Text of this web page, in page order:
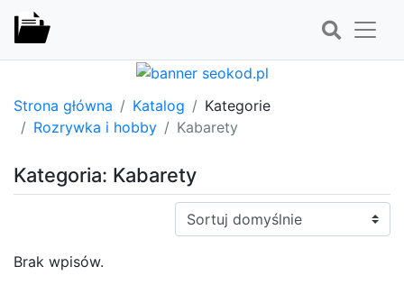
Strona główna Katalog
Kategorie
Rozrywka i hobby
Kabarety
Kategoria: Kabarety
Sortuj:
Brak wpisów.